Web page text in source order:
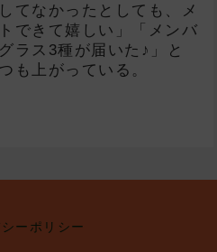
てなかったとしても、メ
できて嬉しい」「メンバ
ラス3種が届いた♪」と
も上がっている。
ーポリシー